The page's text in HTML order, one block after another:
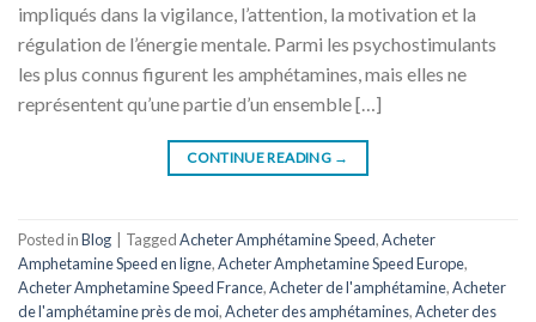
impliqués dans la vigilance, l’attention, la motivation et la
régulation de l’énergie mentale. Parmi les psychostimulants
les plus connus figurent les amphétamines, mais elles ne
représentent qu’une partie d’un ensemble […]
CONTINUE READING →
Posted inBlog TaggedAcheter Amphétamine Speed,Acheter
Amphetamine Speed ​​​​en ligne,Acheter Amphetamine Speed ​​​​Europe,
Acheter Amphetamine Speed ​​​​France,Acheter de l'amphétamine,Acheter
de l'amphétamine près de moi,Acheter des amphétamines,Acheter des